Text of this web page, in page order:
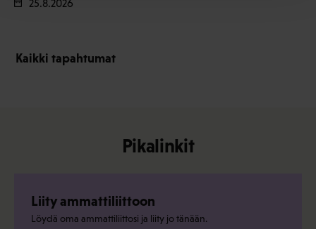
25.8.2026
Kaikki tapahtumat
Pikalinkit
Liity ammattiliittoon
Löydä oma ammattiliittosi ja liity jo tänään.